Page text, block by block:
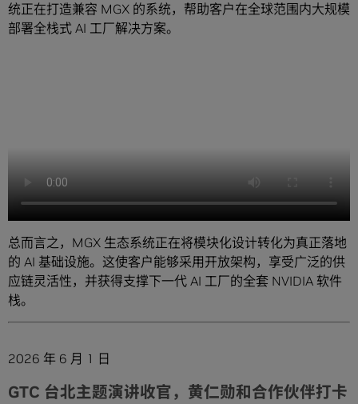
统正在打造兼容 MGX 的系统，帮助客户在全球范围内大规模
部署全栈式 AI 工厂解决方案。
总而言之，MGX 生态系统正在将模块化设计转化为真正落地
的 AI 基础设施。这使客户能够采用开放架构，享受广泛的供
应链灵活性，并获得支撑下一代 AI 工厂的全套 NVIDIA 软件
栈。
2026 年 6 月 1 日
GTC 台北主题演讲收官，黄仁勋和合作伙伴打卡